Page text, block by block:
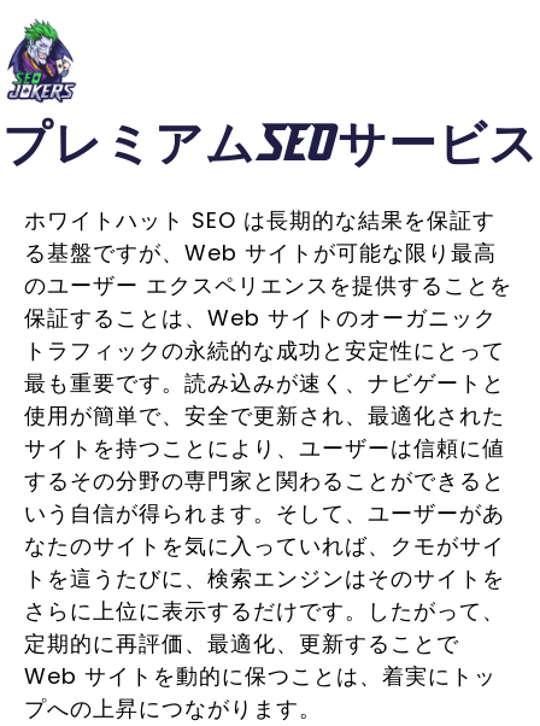
プレミアムSEOサービス
ホワイトハット SEO は長期的な結果を保証す
る基盤ですが、Web サイトが可能な限り最高
のユーザー エクスペリエンスを提供することを
保証することは、Web サイトのオーガニック
トラフィックの永続的な成功と安定性にとって
最も重要です。読み込みが速く、ナビゲートと
使用が簡単で、安全で更新され、最適化された
サイトを持つことにより、ユーザーは信頼に値
するその分野の専門家と関わることができると
いう自信が得られます。そして、ユーザーがあ
なたのサイトを気に入っていれば、クモがサイ
トを這うたびに、検索エンジンはそのサイトを
さらに上位に表示するだけです。したがって、
定期的に再評価、最適化、更新することで
Web サイトを動的に保つことは、着実にトッ
プへの上昇につながります。